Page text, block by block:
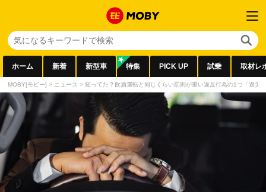
ホーム 新着 新型車 特集 PICK UP 試乗 取材レ
MOBY[モビー] > ニュース > 知ってた？飲酒運転と同じくらい罰則が重い違反行為の1つ「過労